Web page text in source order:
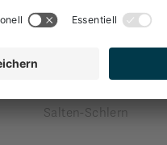
Salten-Schlern